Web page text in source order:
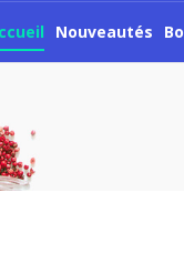
Nouveautés